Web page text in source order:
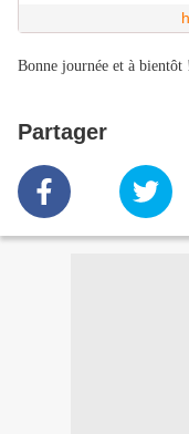
Bonne journée et à bientôt !
Partager